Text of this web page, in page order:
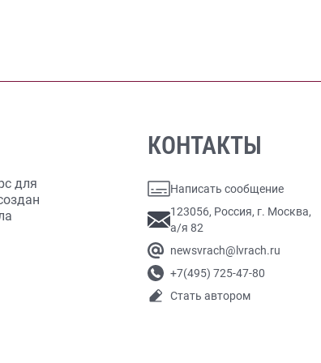
для
КОНТАКТЫ
Написать сообщение
123056, Россия, г. Москва,
а/я 82
newsvrach@lvrach.ru
+7(495) 725-47-80
Стать автором